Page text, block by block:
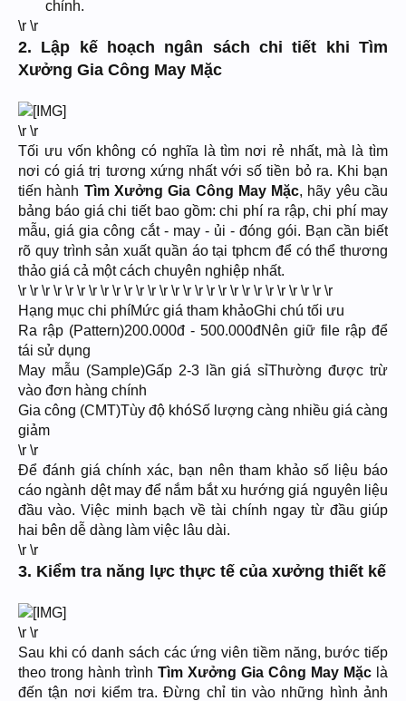
chỉnh.​
\r \r
2. Lập kế hoạch ngân sách chi tiết khi Tìm
Xưởng Gia Công May Mặc
\r \r
Tối ưu vốn không có nghĩa là tìm nơi rẻ nhất, mà là tìm
nơi có giá trị tương xứng nhất với số tiền bỏ ra. Khi bạn
tiến hành Tìm Xưởng Gia Công May Mặc, hãy yêu cầu
bảng báo giá chi tiết bao gồm: chi phí ra rập, chi phí may
mẫu, giá gia công cắt - may - ủi - đóng gói. Bạn cần biết
rõ quy trình sản xuất quần áo tại tphcm để có thể thương
thảo giá cả một cách chuyên nghiệp nhất.
\r \r \r \r \r \r \r \r \r \r \r \r \r \r \r \r \r \r \r \r \r \r \r \r \r \r \r
Hạng mục chi phíMức giá tham khảoGhi chú tối ưu
Ra rập (Pattern)200.000đ - 500.000đNên giữ file rập để
tái sử dụng
May mẫu (Sample)Gấp 2-3 lần giá sỉThường được trừ
vào đơn hàng chính
Gia công (CMT)Tùy độ khóSố lượng càng nhiều giá càng
giảm
\r \r
Để đánh giá chính xác, bạn nên tham khảo số liệu báo
cáo ngành dệt may để nắm bắt xu hướng giá nguyên liệu
đầu vào. Việc minh bạch về tài chính ngay từ đầu giúp
hai bên dễ dàng làm việc lâu dài.
\r \r
3. Kiểm tra năng lực thực tế của xưởng thiết kế
\r \r
Sau khi có danh sách các ứng viên tiềm năng, bước tiếp
theo trong hành trình Tìm Xưởng Gia Công May Mặc là
đến tận nơi kiểm tra. Đừng chỉ tin vào những hình ảnh